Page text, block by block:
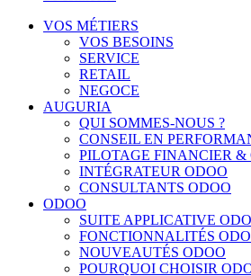
VOS MÉTIERS
VOS BESOINS
SERVICE
RETAIL
NEGOCE
AUGURIA
QUI SOMMES-NOUS ?
CONSEIL EN
PILOTAGE FINANCIER &
INTÉGRATEUR ODOO
CONSULTANTS ODOO
ODOO
SUITE APPLICATIVE
FONCTIONNALITÉS
NOUVEAUTÉS ODOO
POURQUOI CHOISIR